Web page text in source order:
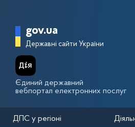
Головна
gov.ua
Державні сайти України
Єдиний державний
вебпортал електронних послуг
ДПС у регіоні